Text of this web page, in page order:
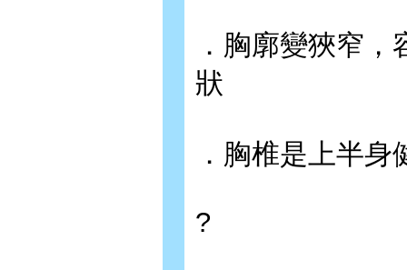
．胸廓變狹窄
狀
．胸椎是上半
?